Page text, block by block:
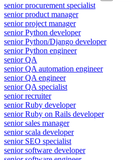
senior procurement specialist
senior product manager
senior project manager
senior Python developer
senior Python/Django developer
senior Python engineer
senior QA
senior QA automation engineer
senior QA engineer
senior QA specialist
senior recruiter
senior Ruby developer
senior Ruby on Rails developer
senior sales manager
senior scala developer
senior SEO specialist
senior software developer